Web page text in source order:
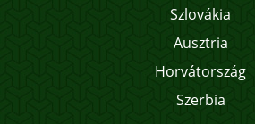
Szlovákia
Ausztria
Horvátország
Szerbia